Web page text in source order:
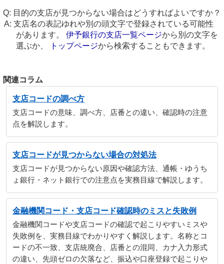
目的の支店が見つからない場合はどうすればよいですか？
支店名の表記ゆれや別の頭文字で登録されている可能性
があります。 伊予銀行の支店一覧ページから別の文字を
選ぶか、
トップページから検索することもできます。
関連コラム
支店コードの調べ方
支店コードの意味、調べ方、店番との違い、確認時の注意
点を解説します。
支店コードが見つからない場合の対処法
支店コードが見つからない原因や確認方法、通帳・ゆうち
ょ銀行・ネット銀行での注意点を実務目線で解説します。
金融機関コード・支店コード確認時のミスと失敗例
金融機関コードや支店コードの確認で起こりやすいミスや
失敗例を、実務目線でわかりやすく解説します。名称とコ
ードの不一致、支店統廃合、店番との混同、カナ入力形式
の違い、先頭ゼロの欠落など、振込や口座登録で起こりや